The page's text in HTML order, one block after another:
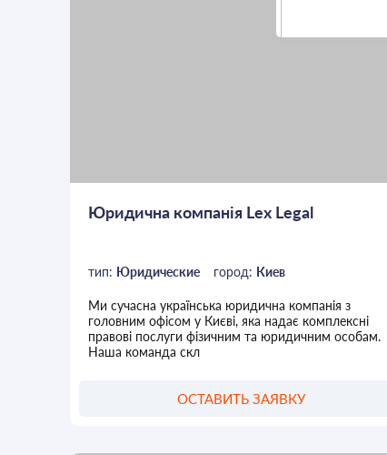
Юридична компанія Lex Legal
тип: Юридические город: Киев
Ми сучасна українська юридична компанія з
головним офісом у Києві, яка надає комплексні
правові послуги фізичним та юридичним особам.
Наша команда скл
ОСТАВИТЬ ЗАЯВКУ